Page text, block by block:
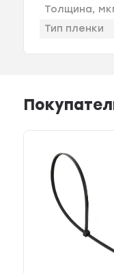
Толщина,
Тип пленки